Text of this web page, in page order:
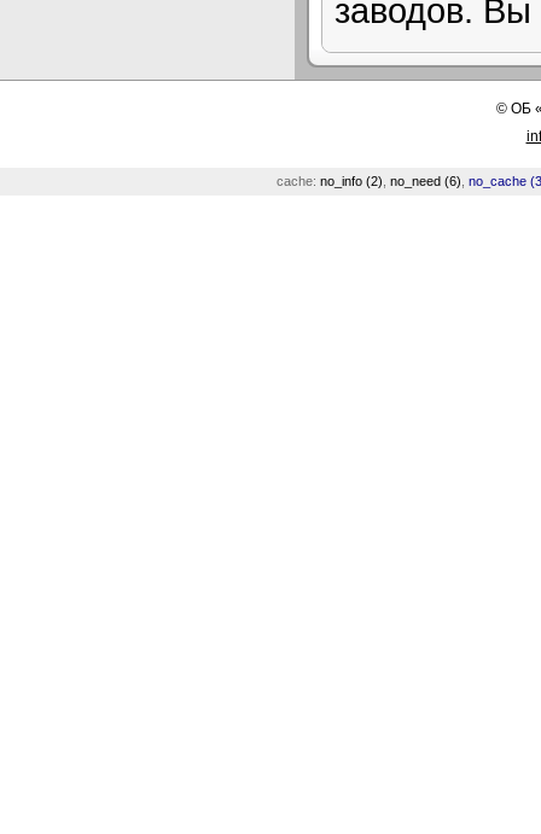
заводов. Вы
©ОБ
cache: no_info (2) no_need (6) no_cache